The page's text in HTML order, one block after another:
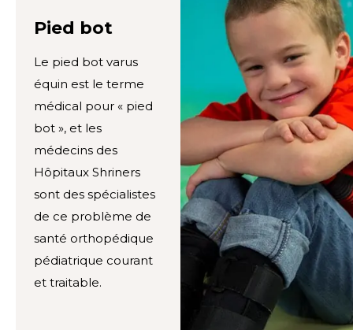
Pied bot
Le pied bot varus
équin est le terme
médical pour « pied
bot », et les
médecins des
Hôpitaux Shriners
sont des spécialistes
de ce problème de
santé orthopédique
pédiatrique courant
et traitable.